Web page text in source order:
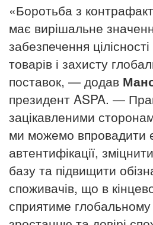
«Боротьба з
має вирішальне
забезпечення
товарів і захисту
поставок, — додав
президент ASPA. —
зацікавленими
ми можемо впровадити
автентифікації,
базу та підвищити
споживачів, що в
сприятиме